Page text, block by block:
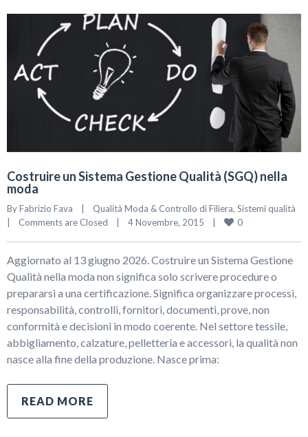
Costruire un Sistema Gestione Qualità (SGQ) nella
moda
By Fabrizio Fava Qualità Moda & Controllo di Filiera, Sistemi qualità
Comments are Closed 4 Novembre, 2015 0
Aggiornato al 13 giugno 2026. Costruire un Sistema Gestione
Qualità nella moda non significa solo scrivere procedure o
prepararsi a una certificazione. Significa organizzare processi,
responsabilità, controlli, fornitori, documenti, prove, non
conformità e decisioni in modo coerente. Nel settore tessile,
abbigliamento, calzature, pelletteria e accessori, la qualità non
nasce alla fine della produzione. Nasce prima:
READ MORE